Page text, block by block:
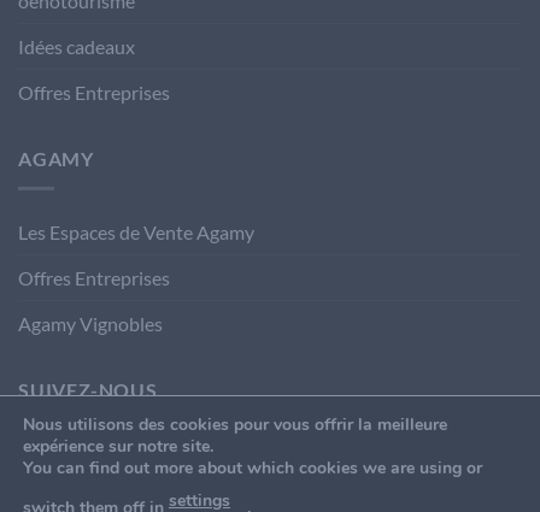
Idées cadeaux
Offres Entreprises
AGAMY
Les Espaces de Vente Agamy
Offres Entreprises
Agamy Vignobles
SUIVEZ-NOUS
Nous utilisons des cookies pour vous offrir la meilleure
expérience sur notre site.
You can find out more about which cookies we are using or
settings